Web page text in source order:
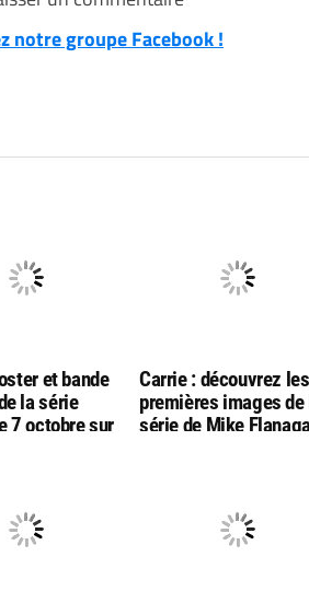
notre groupe Facebook !
et bande
la série
7 octobre sur
Carrie : découvrez les
premières images de
série de Mike